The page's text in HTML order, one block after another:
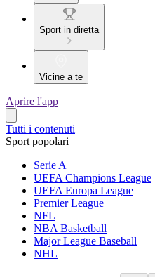
Sport in diretta
Vicine a te
Aprire l'app
Tutti i contenuti
Sport popolari
Serie A
UEFA Champions League
UEFA Europa League
Premier League
NFL
NBA Basketball
Major League Baseball
NHL